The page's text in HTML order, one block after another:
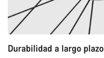
Durabilidad a largo plazo